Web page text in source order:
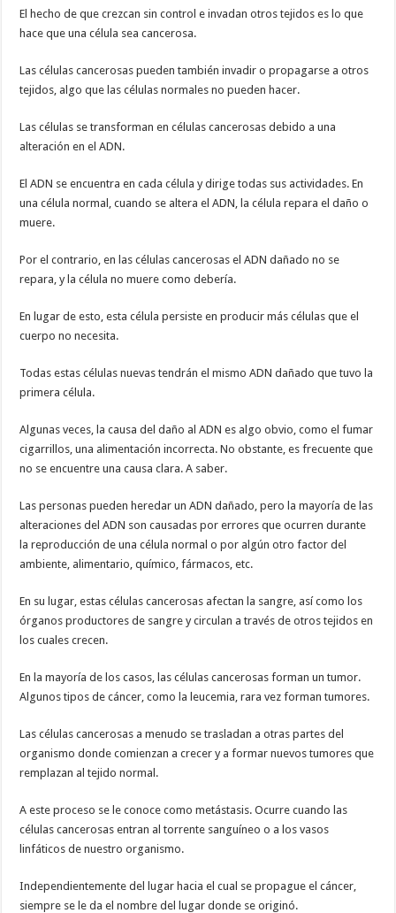
El hecho de que crezcan sin control e invadan otros tejidos es lo que
hace que una célula sea cancerosa.
Las células cancerosas pueden también invadir o propagarse a otros
tejidos, algo que las células normales no pueden hacer.
Las células se transforman en células cancerosas debido a una
alteración en el ADN.
El ADN se encuentra en cada célula y dirige todas sus actividades. En
una célula normal, cuando se altera el ADN, la célula repara el daño o
muere.
Por el contrario, en las células cancerosas el ADN dañado no se
repara, y la célula no muere como debería.
En lugar de esto, esta célula persiste en producir más células que el
cuerpo no necesita.
Todas estas células nuevas tendrán el mismo ADN dañado que tuvo la
primera célula.
Algunas veces, la causa del daño al ADN es algo obvio, como el fumar
cigarrillos, una alimentación incorrecta. No obstante, es frecuente que
no se encuentre una causa clara. A saber.
Las personas pueden heredar un ADN dañado, pero la mayoría de las
alteraciones del ADN son causadas por errores que ocurren durante
la reproducción de una célula normal o por algún otro factor del
ambiente, alimentario, químico, fármacos, etc.
En su lugar, estas células cancerosas afectan la sangre, así como los
órganos productores de sangre y circulan a través de otros tejidos en
los cuales crecen.
En la mayoría de los casos, las células cancerosas forman un tumor.
Algunos tipos de cáncer, como la leucemia, rara vez forman tumores.
Las células cancerosas a menudo se trasladan a otras partes del
organismo donde comienzan a crecer y a formar nuevos tumores que
remplazan al tejido normal.
A este proceso se le conoce como metástasis. Ocurre cuando las
células cancerosas entran al torrente sanguíneo o a los vasos
linfáticos de nuestro organismo.
Independientemente del lugar hacia el cual se propague el cáncer,
siempre se le da el nombre del lugar donde se originó.